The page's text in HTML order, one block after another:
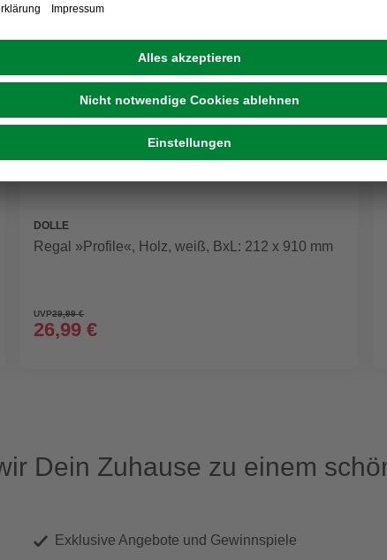
DOLLE
Regal »Profile«, Holz, weiß, BxL: 212 x 910 mm
UVP29,99 €
26,99 €
Dein Zuhause zu einem
Exklusive Angebote und Gewinnspiele